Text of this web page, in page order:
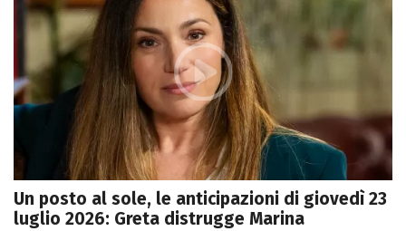
Un posto al sole, le anticipazioni di giovedì 23
luglio 2026: Greta distrugge Marina